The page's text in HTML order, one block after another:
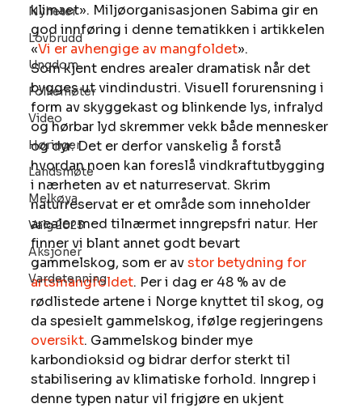
Nyheter
Lovbrudd
Ungdom
Folkemøter
Video
Høringer
Landsmøte
Melkøya
Valg 2025
Aksjoner
Vardetenning
klimaet». Miljøorganisasjonen Sabima gir en
god innføring i denne tematikken i artikkelen
«Vi er avhengige av mangfoldet».
Som kjent endres arealer dramatisk når det
bygges ut vindindustri. Visuell forurensning i
form av skyggekast og blinkende lys, infralyd
og hørbar lyd skremmer vekk både mennesker
og dyr. Det er derfor vanskelig å forstå
hvordan noen kan foreslå vindkraftutbygging
i nærheten av et naturreservat. Skrim
naturreservat er et område som inneholder
arealer med tilnærmet inngrepsfri natur. Her
finner vi blant annet godt bevart
gammelskog, som er av stor betydning for
artsmangfoldet. Per i dag er 48 % av de
rødlistede artene i Norge knyttet til skog, og
da spesielt gammelskog, ifølge regjeringens
oversikt. Gammelskog binder mye
karbondioksid og bidrar derfor sterkt til
stabilisering av klimatiske forhold. Inngrep i
denne typen natur vil frigjøre en ukjent